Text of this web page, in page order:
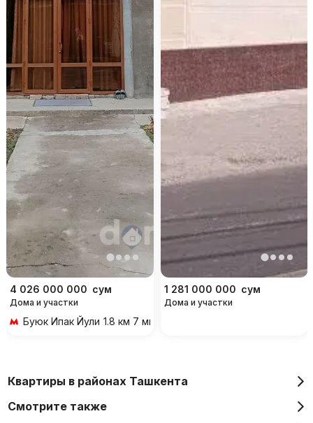
4 026 000 000 сум
Дома и участки
Буюк Ипак Йули 1.8 км 7 мин на транспорте
1 281 000 000 сум
Дома и участки
Квартиры в районах Ташкента
Смотрите также